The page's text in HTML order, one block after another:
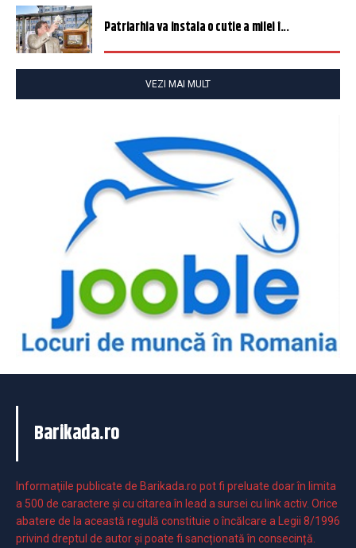
Patriarhia va instala o cutie a milei î...
VEZI MAI MULT
Barikada.ro
Informaţiile publicate de Barikada.ro pot fi preluate doar în limita
a 500 de caractere şi cu citarea în lead a sursei cu link activ. Orice
abatere de la această regulă constituie o încălcare a Legii 8/1996
privind dreptul de autor și poate fi sancționată în consecință.